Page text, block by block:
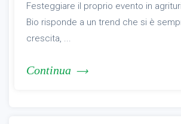
Festeggiare il proprio evento in
Bio risponde a un trend che si è
crescita, ...
Continua